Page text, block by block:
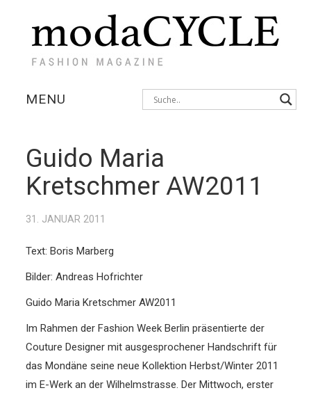
MENU
AUSSTELLUNGEN
Guido Maria
Kretschmer AW2011
31. JANUAR 2011
Text: Boris Marberg
Bilder: Andreas Hofrichter
Guido Maria Kretschmer AW2011
Im Rahmen der Fashion Week Berlin präsentierte der
Couture Designer mit ausgesprochener Handschrift für
das Mondäne seine neue Kollektion Herbst/Winter 2011
im E-Werk an der Wilhelmstrasse. Der Mittwoch, erster